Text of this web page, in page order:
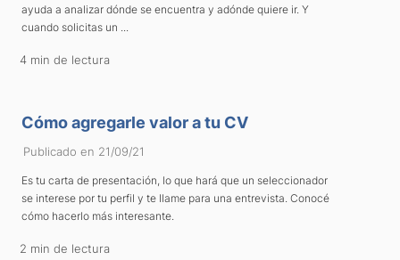
ayuda a analizar dónde se encuentra y adónde quiere ir. Y
cuando solicitas un ...
4 min de lectura
Cómo agregarle valor a tu CV
Publicado en 21/09/21
Es tu carta de presentación, lo que hará que un seleccionador
se interese por tu perfil y te llame para una entrevista. Conocé
cómo hacerlo más interesante.
2 min de lectura